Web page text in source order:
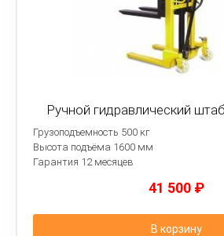
Ручной гидравлический
Грузоподъемность 500 кг
Высота подъёма 1600 мм
Гарантия 12 месяцев
41 500 ₽
В корзину